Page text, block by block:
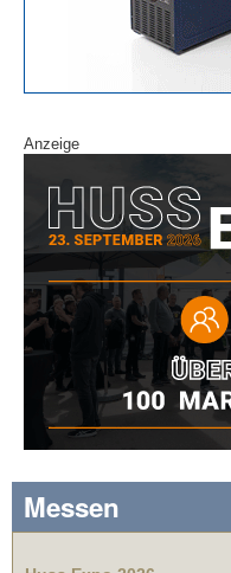
Anzeige
Messen